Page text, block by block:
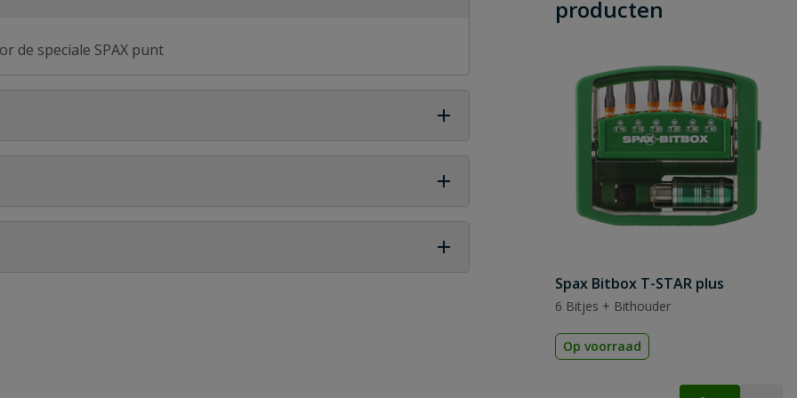
de speciale SPAX punt
producten
Spax Bitbox T-STAR plus
6 Bitjes + Bithouder
Op voorraad